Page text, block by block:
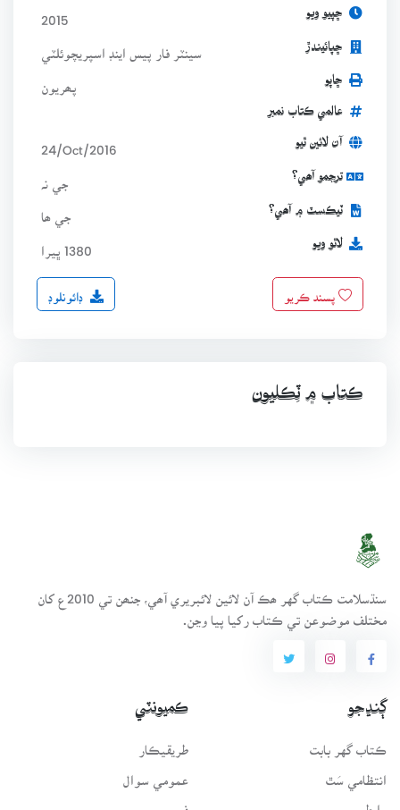
ڇپيو ويو 2015
ڇپائيندڙ سينٽر فار پيس اينڊ اسپريچوئلٽي
ڇاپو
عالمي ڪتاب نمبر
آن لائين ٿيو 24/Oct/2016
ترجمو آھي؟
ٽيڪسٽ ۾ آھي؟ جي ھا
لاٿو ويو 1380 ڀيرا
پسند ڪريو ڊائونلوڊ
ڪتاب ۾ ٽِڪليون
سنڌسلامت ڪتاب گهر ھڪ آن لائين لائبريري آھي، جنھن تي 2010ع کان
مختلف موضوعن تي ڪتاب رکيا پيا وڃن.
ڳنڍجو
ڪتاب گهر بابت
انتظامي سَٿ
رابطو
ڪميونٽي
طريقيڪار
عمومي سوال
فورم